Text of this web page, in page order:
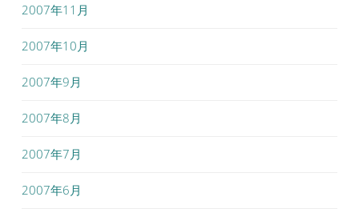
2007年11月
2007年10月
2007年9月
2007年8月
2007年7月
2007年6月